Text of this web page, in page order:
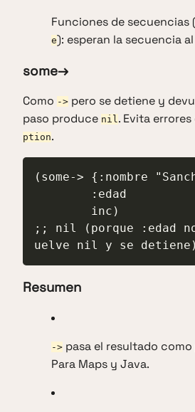
Funciones de secuencias
e): esperan la secuencia
some→
Como -> pero se detiene y
paso produce nil. Evita errores
ption.
(some-> {:nombre
;; nil (porque :edad
uelve nil y se detiene)
Resumen
-> pasa el resultado
Para Maps y Java.